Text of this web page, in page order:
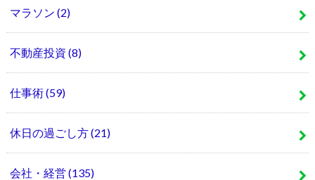
マラソン (2)
不動産投資 (8)
仕事術(59)
休日の過ごし方(21)
会社・経営 (135)